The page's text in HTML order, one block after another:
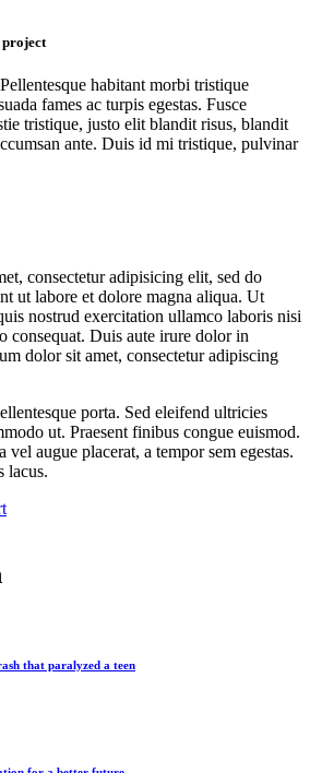
project
habitant morbi tristique
fames ac turpis egestas. Fusce
tristique, justo elit blandit risus, blandit
ante. Duis id mi tristique, pulvinar
consectetur adipisicing elit, sed do
ut labore et dolore magna aliqua. Ut
nostrud exercitation ullamco laboris nisi
consequat. Duis aute irure dolor in
dolor sit amet, consectetur adipiscing
porta. Sed eleifend ultricies
ut. Praesent finibus congue euismod.
vel augue placerat, a tempor sem egestas.
lacus.
that paralyzed a teen